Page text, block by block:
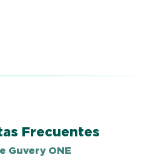
Frecuentes
Guvery ONE